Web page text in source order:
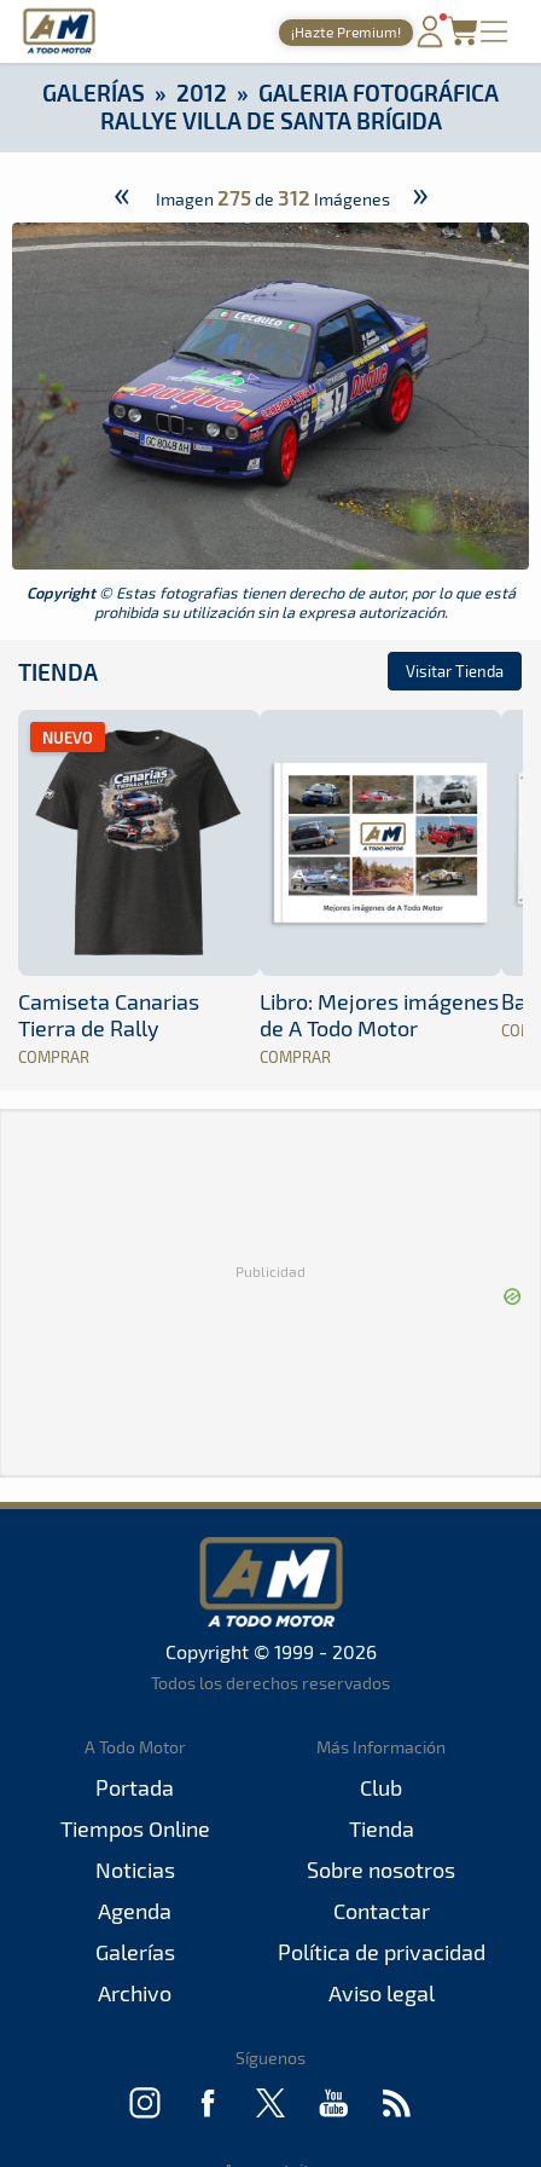
A Todo Motor · Revista del motor desde 1999
¡Hazte Premium!
PORTADA
TIEMPOS ONLINE
AGENDA
GALERÍAS
TIENDA
ARCHIVO
A Todo Motor Galeria Fotográfica Rallye
GALERÍAS » 2012 » GALERIA FOTOGRÁFICA
RALLYE VILLA DE SANTA BRÍGIDA
« Imagen 275de 312 Imágenes »
Copyright© Estas fotografias tienen derecho de autor, por lo que está
prohibida su utilización sin la expresa autorización.
TIENDA Visitar Tienda
NUEVO
Camiseta Canarias
Tierra de Rally
COMPRAR
Libro: Mejores imágenes
de A Todo Motor
COMPRAR
Publicidad
Copyright © 1999 - 2026
Todos los derechos reservados
A Todo Motor
Portada
Tiempos Online
Noticias
Agenda
Galerías
Archivo
Más Información
Club
Tienda
Sobre nosotros
Contactar
Política de privacidad
Aviso legal
Síguenos